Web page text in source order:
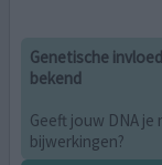
Genetische
bekend
Geeft jouw DNA je
bijwerkingen?